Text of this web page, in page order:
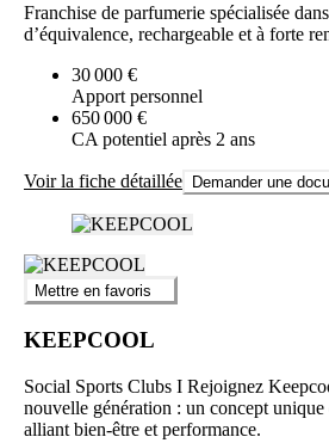
Franchise de parfumerie spécialisée
d’équivalence, rechargeable et à forte
30 000 €
Apport personnel
650 000 €
CA potentiel après 2 ans
Voir la fiche détaillée Demander une
Mettre en favoris
KEEPCOOL
Social Sports Clubs I Rejoignez
nouvelle génération : un concept
alliant bien-être et performance.